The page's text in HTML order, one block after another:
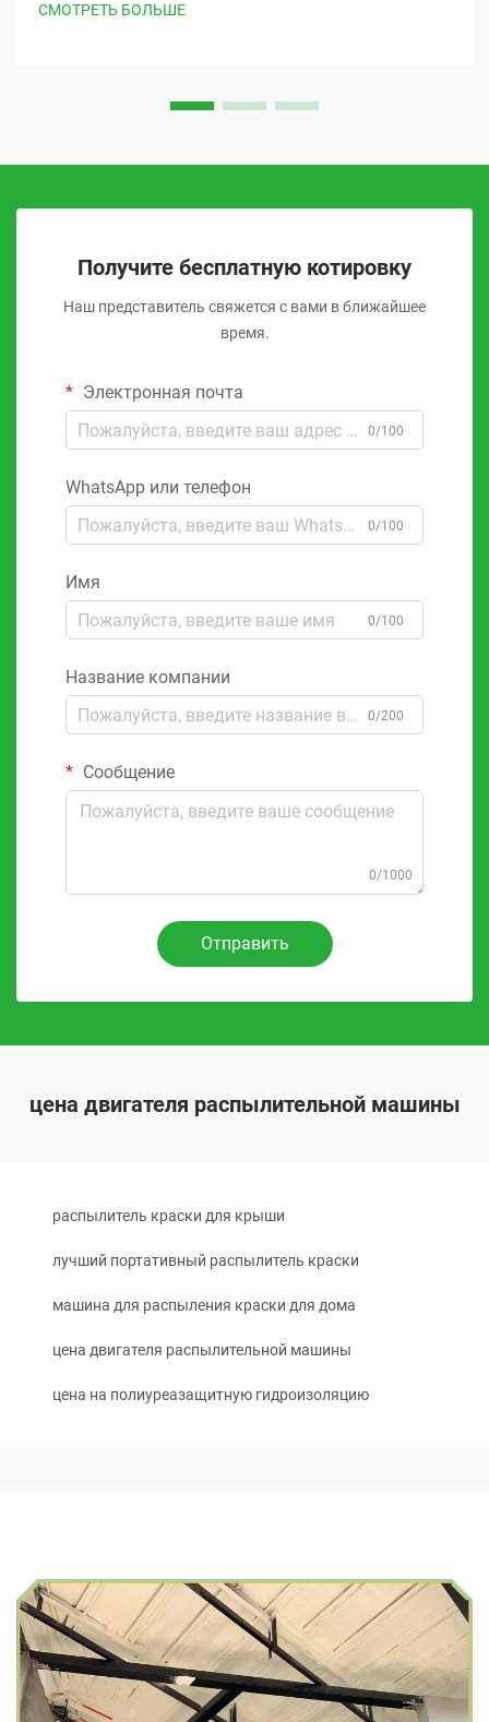
СМОТРЕТЬ БОЛЬШЕ
Получите бесплатную котировку
Наш представитель свяжется с вами в ближайшее
время.
Электронная почта
0/100
WhatsApp или телефон
0/100
Имя
0/100
Название компании
0/200
Сообщение
0/1000
Отправить
цена двигателя распылительной машины
распылитель краски для крыши
лучший портативный распылитель краски
машина для распыления краски для дома
цена двигателя распылительной машины
цена на полиуреазащитную гидроизоляцию